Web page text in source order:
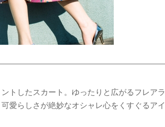
トしたスカート。ゆったりと広がるフレアラ
愛らしさが絶妙なオシャレ心をくすぐるアイ